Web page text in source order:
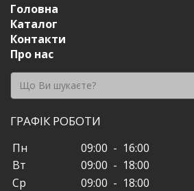
Головна
Каталог
Контакти
Про нас
ГРАФІК РОБОТИ
Пн
09:00 - 16:00
Вт
09:00 - 18:00
Ср
09:00 - 18:00